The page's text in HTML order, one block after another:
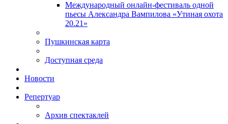
Международный онлайн-фестиваль одной
пьесы Александра Вампилова «Утиная охота
20.21»
Пушкинская карта
Доступная среда
Новости
Репертуар
Архив спектаклей